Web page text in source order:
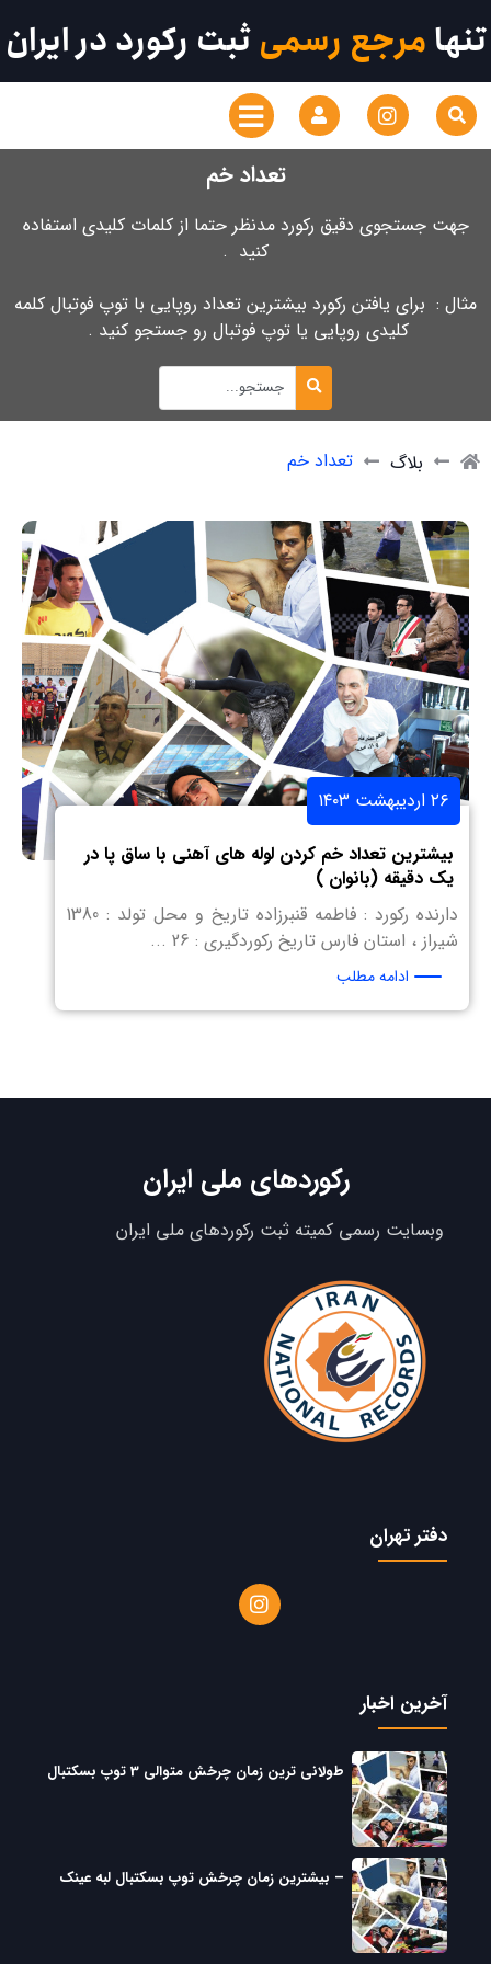
تنهامرجع رسمیثبت رکورد در ایران
تعداد خم
جهت جستجوی دقیق رکورد مدنظر حتما از کلمات کلیدی استفاده
کنید .
مثال : برای یافتن رکورد بیشترین تعداد روپایی با توپ فوتبال کلمه
کلیدی روپایی یا توپ فوتبال رو جستجو کنید .
بلاگ تعداد خم
۲۶ اردیبهشت ۱۴۰۳
بیشترین تعداد خم کردن لوله های آهنی با ساق پا در
یک دقیقه (بانوان )
دارنده رکورد : فاطمه قنبرزاده تاریخ و محل تولد : 1380
شیراز ، استان فارس تاریخ رکوردگیری : 26 ...
ادامه مطلب
رکوردهای ملی ایران
وبسایت رسمی کمیته ثبت رکوردهای ملی ایران
دفتر تهران
آخرین اخبار
طولانی ترین زمان چرخش متوالی 3 توپ بسکتبال
– بیشترین زمان چرخش توپ بسکتبال لبه عینک